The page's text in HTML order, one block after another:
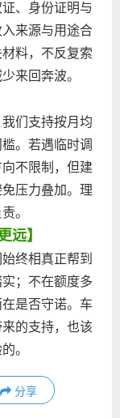
、身份证明与
来源与用途合
料，不反复索
来回奔波。
们支持按月均
。若遇临时调
不限制，但建
压力叠加。理
。
远】
终相真正帮到
；不在额度多
是否守诺。车
的支持，也该
。
分享